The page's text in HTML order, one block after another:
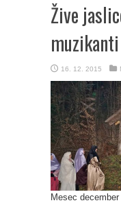
Žive
16. 12. 2015
Mesec